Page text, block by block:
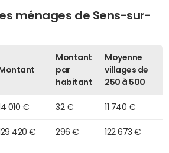
ménages de Sens-sur-
Montant
Montant
par
habitant
Moyenne
villages de
250 à 500
14 010 € 32 € 11 740 €
129 420 € 296 € 122 673 €